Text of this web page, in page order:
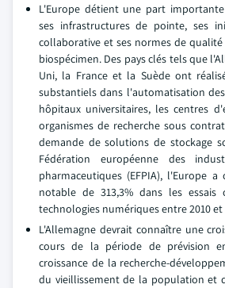
L'Europe détient une part
ses infrastructures de pointe, ses
collaborative et ses normes de
biospécimen. Des pays clés tels que
Uni, la France et la Suède ont
substantiels dans l'automatisation
hôpitaux universitaires, les centres
organismes de recherche sous
demande de solutions de stockage
Fédération européenne des
pharmaceutiques (EFPIA), l'Europe
notable de 313,3% dans les essais
technologies numériques entre 2010 et
L'Allemagne devrait connaître une
cours de la période de prévision
croissance de la recherche-
du vieillissement de la population et